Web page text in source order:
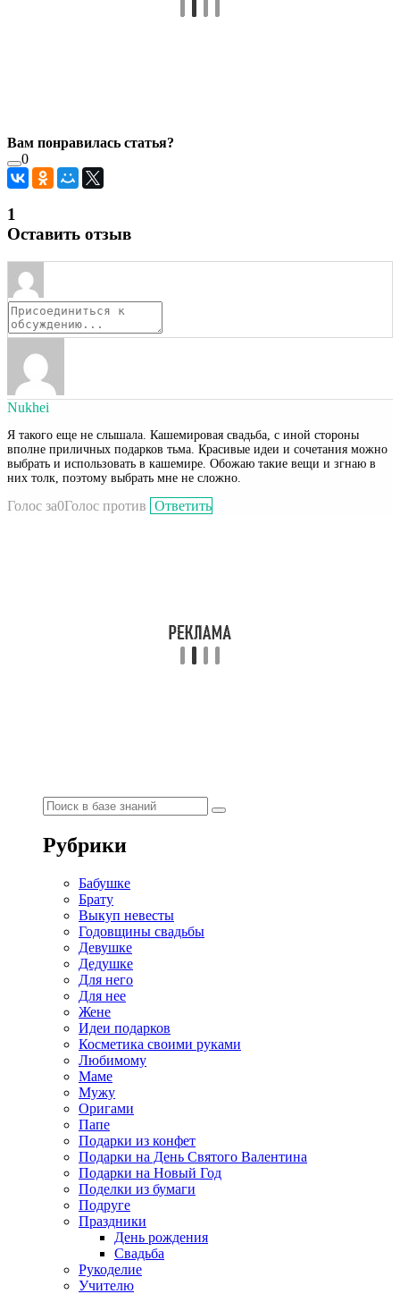
Вам понравилась статья?
0
1
Оставить отзыв
Nukhei
Я такого еще не слышала. Кашемировая свадьба, с иной стороны
вполне приличных подарков тьма. Красивые идеи и сочетания можно
выбрать и использовать в кашемире. Обожаю такие вещи и згнаю в
них толк, поэтому выбрать мне не сложно.
Голос за0Голос против Ответить
Рубрики
Бабушке
Брату
Выкуп невесты
Годовщины свадьбы
Девушке
Дедушке
Для него
Для нее
Жене
Идеи подарков
Косметика своими руками
Любимому
Маме
Мужу
Оригами
Папе
Подарки из конфет
Подарки на День Святого Валентина
Подарки на Новый Год
Поделки из бумаги
Подруге
Праздники
День рождения
Свадьба
Рукоделие
Учителю